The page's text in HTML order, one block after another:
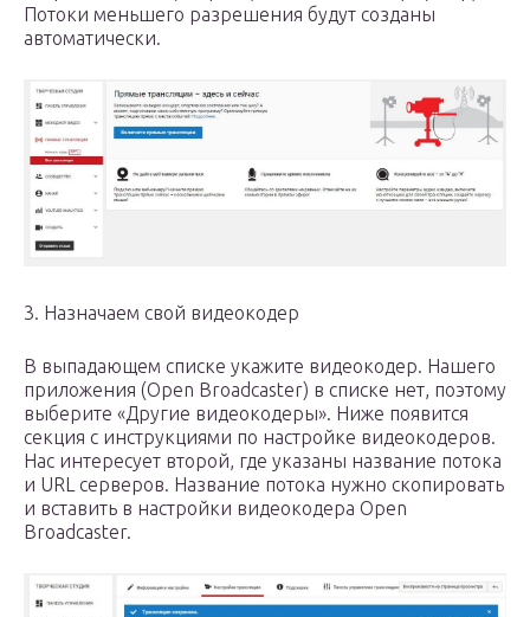
Потоки меньшего разрешения будут созданы
автоматически.
3. Назначаем свой видеокодер
В выпадающем списке укажите видеокодер. Нашего
приложения (Open Broadcaster) в списке нет, поэтому
выберите «Другие видеокодеры». Ниже появится
секция с инструкциями по настройке видеокодеров.
Нас интересует второй, где указаны название потока
и URL серверов. Название потока нужно скопировать
и вставить в настройки видеокодера Open
Broadcaster.